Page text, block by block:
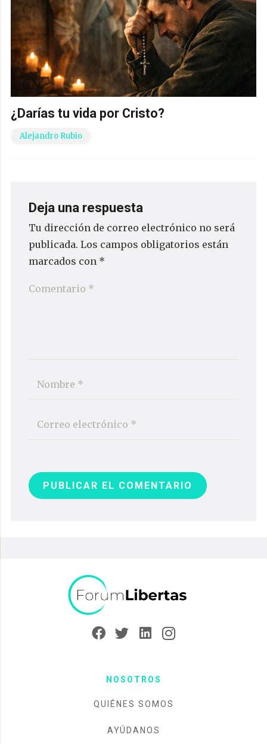
¿Darías tu vida por Cristo?
Alejandro Rubio
Deja una respuesta
Tu dirección de correo electrónico no será
publicada. Los campos obligatorios están
marcados con *
PUBLICAR EL COMENTARIO
NOSOTROS
QUIÉNES SOMOS
AYÚDANOS